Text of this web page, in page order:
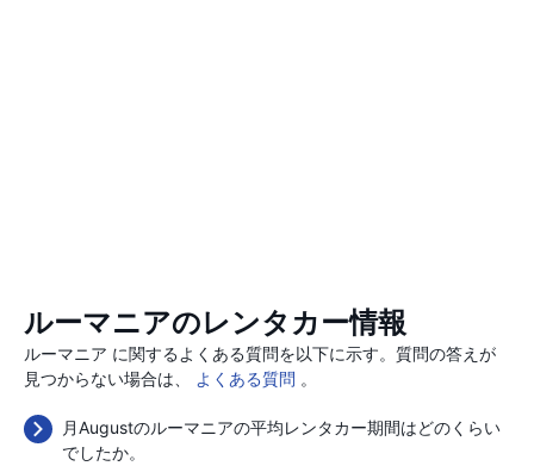
ルーマニアのレンタカー情報
ルーマニア に関するよくある質問を以下に示す。質問の答えが
見つからない場合は、
よくある質問 。
月Augustのルーマニアの平均レンタカー期間はどのくらい
でしたか。